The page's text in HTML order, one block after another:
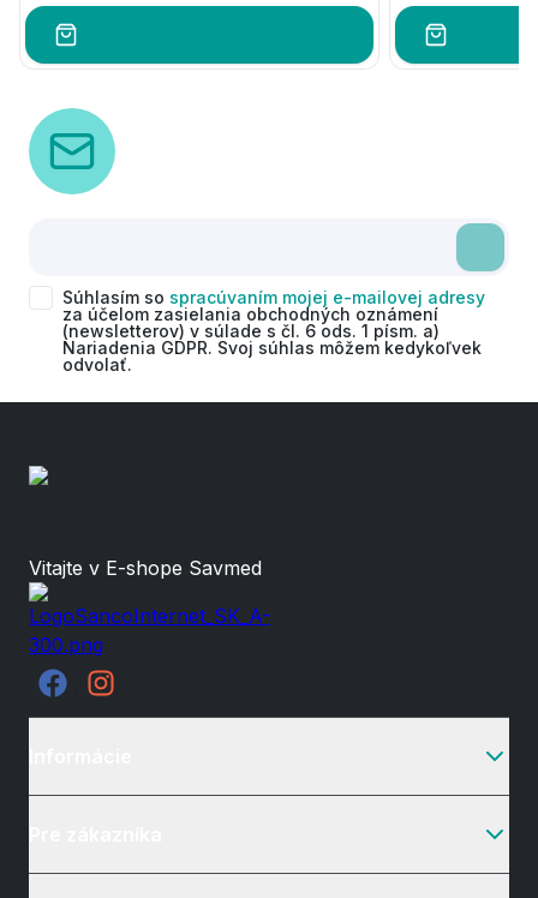
Súhlasím so spracúvaním mojej e-mailovej adresy
za účelom zasielania obchodných oznámení
(newsletterov) v súlade s čl. 6 ods. 1 písm. a)
Nariadenia GDPR. Svoj súhlas môžem kedykoľvek
odvolať.
Vitajte v E-shope Savmed